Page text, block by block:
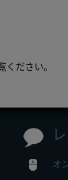
ください。
オ